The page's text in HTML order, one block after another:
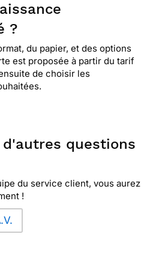
?
du papier, et des options
est proposée à partir du tarif
de choisir les
d'autres questions
du service client, vous aurez
!